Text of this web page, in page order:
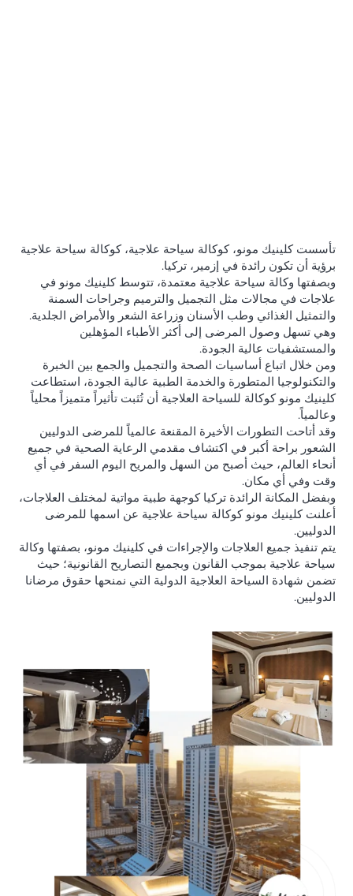
تأسست كلينيك مونو، كوكالة سياحة علاجية، كوكالة سياحة علاجية
برؤية أن تكون رائدة في إزمير، تركيا.
وبصفتها وكالة سياحة علاجية معتمدة، تتوسط كلينيك مونو في
علاجات في مجالات مثل التجميل والترميم وجراحات السمنة
والتمثيل الغذائي وطب الأسنان وزراعة الشعر والأمراض الجلدية.
وهي تسهل وصول المرضى إلى أكثر الأطباء المؤهلين
والمستشفيات عالية الجودة.
ومن خلال اتباع أساسيات الصحة والتجميل والجمع بين الخبرة
والتكنولوجيا المتطورة والخدمة الطبية عالية الجودة، استطاعت
كلينيك مونو كوكالة للسياحة العلاجية أن تُثبت تأثيراً متميزاً محلياً
وعالمياً.
وقد أتاحت التطورات الأخيرة المقنعة عالمياً للمرضى الدوليين
الشعور براحة أكبر في اكتشاف مقدمي الرعاية الصحية في جميع
أنحاء العالم، حيث أصبح من السهل والمريح اليوم السفر في أي
وقت وفي أي مكان.
وبفضل المكانة الرائدة تركيا كوجهة طبية مواتية لمختلف العلاجات،
أعلنت كلينيك مونو كوكالة سياحة علاجية عن اسمها للمرضى
الدوليين.
يتم تنفيذ جميع العلاجات والإجراءات في كلينيك مونو، بصفتها وكالة
سياحة علاجية بموجب القانون وبجميع التصاريح القانونية؛ حيث
تضمن شهادة السياحة العلاجية الدولية التي نمنحها حقوق مرضانا
الدوليين.